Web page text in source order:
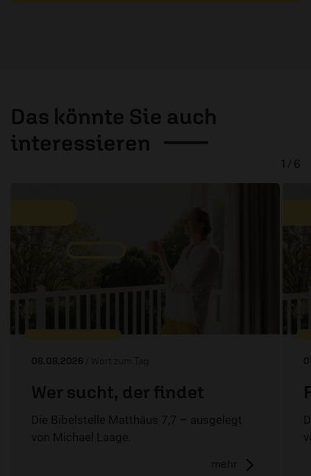
Das könnte Sie auch
interessieren
08.08.2026 / Wort zum Tag
Wer sucht, der findet
Die Bibelstelle Matthäus 7,7 – ausgelegt
von Michael Laage.
mehr
1 / 6